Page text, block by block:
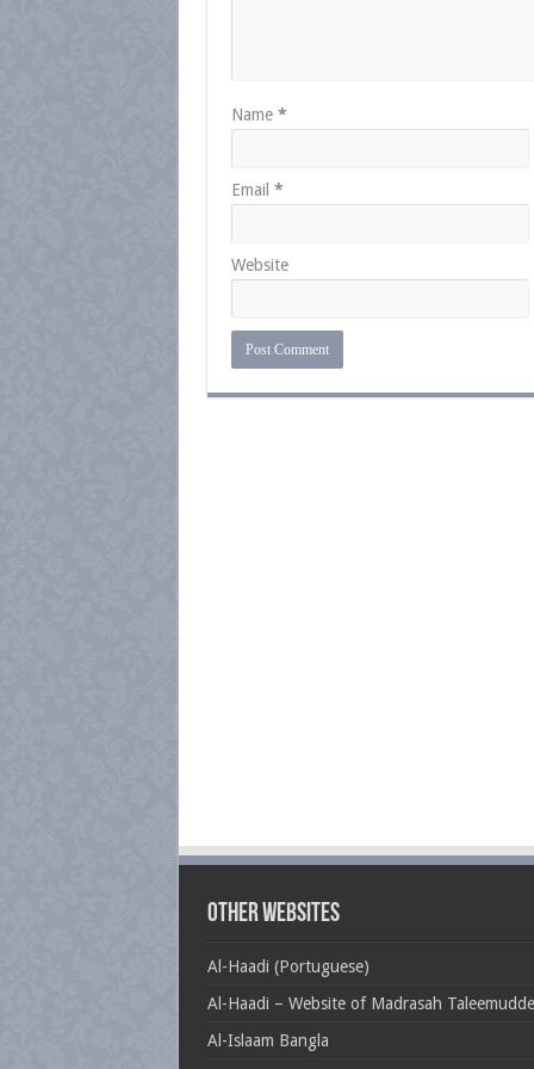
Name *
Email *
Website
Other Websites
Al-Haadi (Portuguese)
Al-Haadi – Website of Madrasah
Al-Islaam Bangla